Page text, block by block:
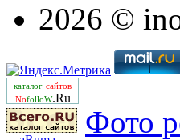
2026 ©
каталог сайтов
NofolloW.Ru
Фото